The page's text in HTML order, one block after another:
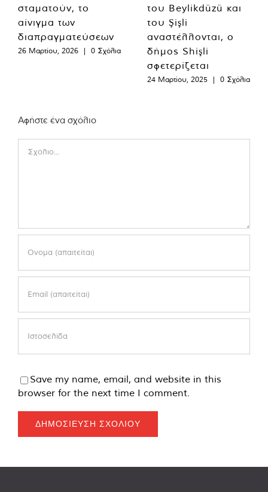
σταματούν, το
αίνιγμα των
διαπραγματεύσεων
26 Μαρτίου, 2026 | 0 Σχόλια
του Beylikdüzü και
του Şişli
αναστέλλονται, ο
δήμος Shişli
σφετερίζεται
24 Μαρτίου, 2025 | 0 Σχόλια
Αφήστε ένα σχόλιο
Save my name, email, and website in this
browser for the next time I comment.